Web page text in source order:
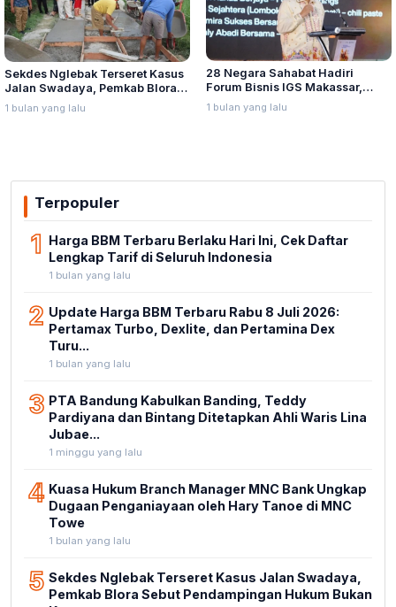
Sekdes Nglebak Terseret Kasus
Jalan Swadaya, Pemkab Blora
Sebut Pendampingan Hukum
Bukan Kewenangannya
1 bulan yang lalu
28 Negara Sahabat Hadiri
Forum Bisnis IGS Makassar,
Munafri Tawarkan Investasi
Stadion Untia
1 bulan yang lalu
Terpopuler
1 Harga BBM Terbaru Berlaku Hari Ini, Cek Daftar
Lengkap Tarif di Seluruh Indonesia
1 bulan yang lalu
2 Update Harga BBM Terbaru Rabu 8 Juli 2026:
Pertamax Turbo, Dexlite, dan Pertamina Dex
Turu...
1 bulan yang lalu
3 PTA Bandung Kabulkan Banding, Teddy
Pardiyana dan Bintang Ditetapkan Ahli Waris Lina
Jubae...
1 minggu yang lalu
4 Kuasa Hukum Branch Manager MNC Bank Ungkap
Dugaan Penganiayaan oleh Hary Tanoe di MNC
Towe
1 bulan yang lalu
5 Sekdes Nglebak Terseret Kasus Jalan Swadaya,
Pemkab Blora Sebut Pendampingan Hukum Bukan